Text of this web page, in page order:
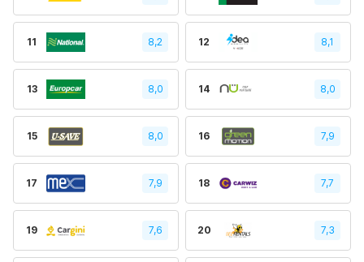
11 8,2 12 8,1
13 8,0 14 8,0
15 8,0 16 7,9
17 7,9 18 7,7
19 7,6 20 7,3